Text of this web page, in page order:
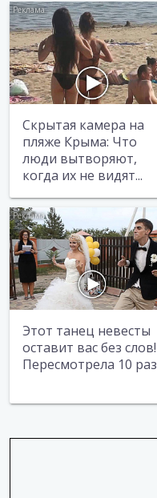
Скрытая камера на
пляже Крыма: Что
люди вытворяют,
когда их не видят...
Этот танец невесты
оставит вас без слов!
Пересмотрела 10 раз